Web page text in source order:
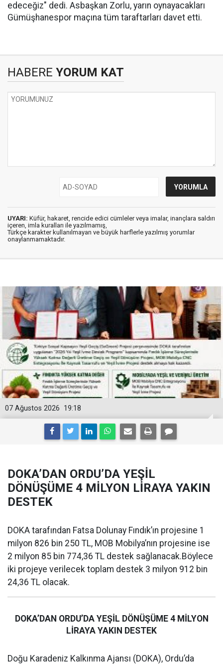
edeceğiz" dedi. Asbaşkan Zorlu, yarın oynayacakları
Gümüşhanespor maçına tüm taraftarları davet etti.
HABERE YORUM KAT
UYARI: Küfür, hakaret, rencide edici cümleler veya imalar, inançlara saldırı
içeren, imla kuralları ile yazılmamış,
Türkçe karakter kullanılmayan ve büyük harflerle yazılmış yorumlar
onaylanmamaktadır.
19:18
07 Ağustos 2026
DOKA’DAN ORDU’DA YEŞİL
DÖNÜŞÜME 4 MİLYON LİRAYA YAKIN
DESTEK
DOKA tarafından Fatsa Dolunay Fındık’ın projesine 1
milyon 826 bin 250 TL, MOB Mobilya’nın projesine ise
2 milyon 85 bin 774,36 TL destek sağlanacak.Böylece
iki projeye verilecek toplam destek 3 milyon 912 bin
24,36 TL olacak.
DOKA’DAN ORDU’DA YEŞİL DÖNÜŞÜME 4 MİLYON
LİRAYA YAKIN DESTEK
Doğu Karadeniz Kalkınma Ajansı (DOKA), Ordu’da